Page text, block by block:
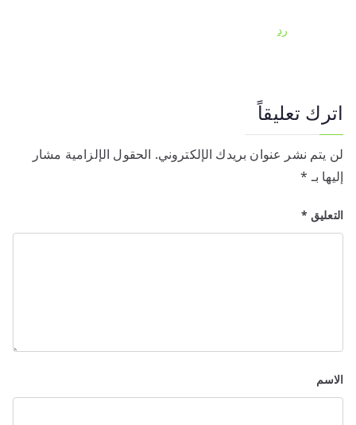
رد
اترك تعليقاً
لن يتم نشر عنوان بريدك الإلكتروني. الحقول الإلزامية مشار
إليها بـ *
التعليق *
الاسم